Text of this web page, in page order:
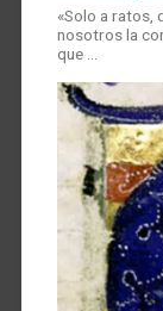
«Solo a ratos,
nosotros la
que …